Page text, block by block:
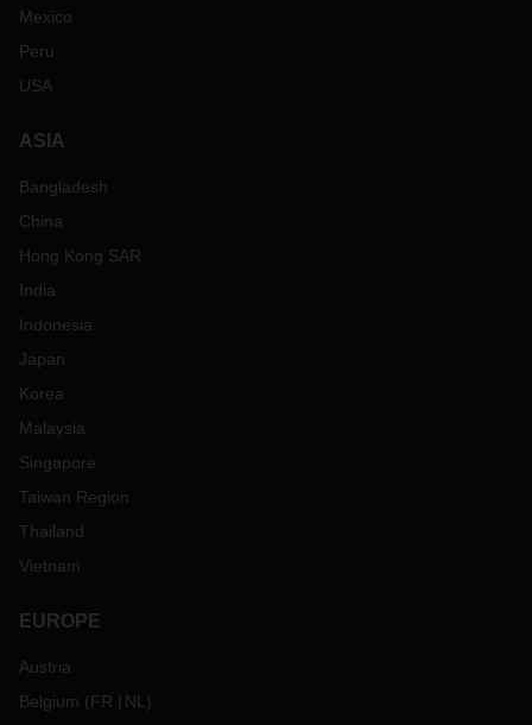
Mexico
Peru
USA
ASIA
Bangladesh
China
Hong Kong SAR
India
Indonesia
Japan
Korea
Malaysia
Singapore
Taiwan Region
Thailand
Vietnam
EUROPE
Austria
Belgium (FR NL )